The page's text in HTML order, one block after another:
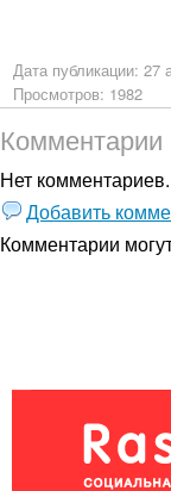
Дата публикации: 27
Просмотров: 1982
Комментарии
Нет
Добавить
Комментарии